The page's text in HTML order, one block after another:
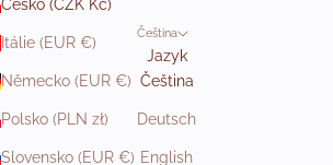
Česko (CZK Kč)
Itálie (EUR €)
Německo (EUR €)
Polsko (PLN zł)
Slovensko (EUR €)
Čeština
Jazyk
Čeština
Deutsch
English